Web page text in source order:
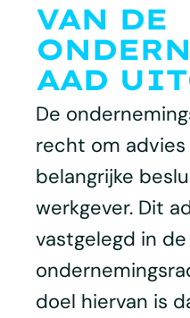
VAN DE
AAD
De
recht om
belangrijke
werkgever. Dit
vastgelegd in
doel hiervan is